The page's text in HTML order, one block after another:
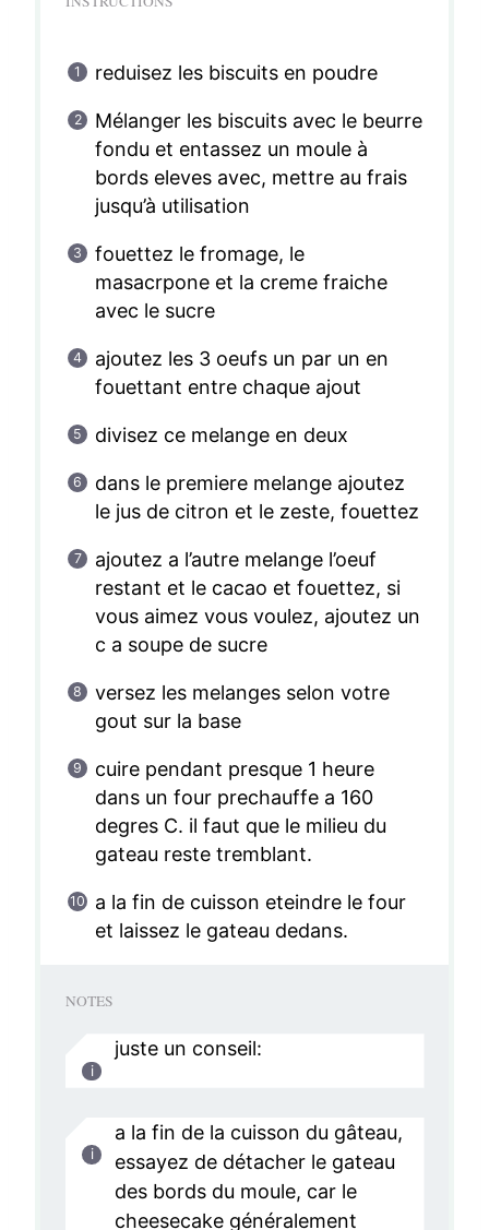
reduisez les biscuits en poudre
Mélanger les biscuits avec le beurre
fondu et entassez un moule à
bords eleves avec, mettre au frais
jusqu’à utilisation
fouettez le fromage, le
masacrpone et la creme fraiche
avec le sucre
ajoutez les 3 oeufs un par un en
fouettant entre chaque ajout
divisez ce melange en deux
dans le premiere melange ajoutez
le jus de citron et le zeste, fouettez
ajoutez a l’autre melange l’oeuf
restant et le cacao et fouettez, si
vous aimez vous voulez, ajoutez un
c a soupe de sucre
versez les melanges selon votre
gout sur la base
cuire pendant presque 1 heure
dans un four prechauffe a 160
degres C. il faut que le milieu du
gateau reste tremblant.
a la fin de cuisson eteindre le four
et laissez le gateau dedans.
NOTES
juste un conseil:
a la fin de la cuisson du gâteau,
essayez de détacher le gateau
des bords du moule, car le
cheesecake généralement